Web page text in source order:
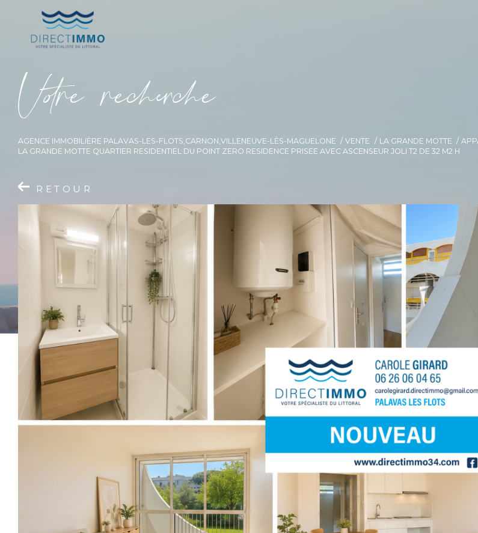
Vore recece
AGENCE IMMOBILIÈRE PALAVAS-LES-FLOTS,CARNON,VILLENEUVE-LÈS-MAGUELONE VENTE LA GRANDE MOTTE
LA GRANDE MOTTE QUARTIER RESIDENTIEL DU POINT ZERO RESIDENCE PRISEE AVEC ASCENSEUR JOLI T2 DE 32 M2 H
RETOUR